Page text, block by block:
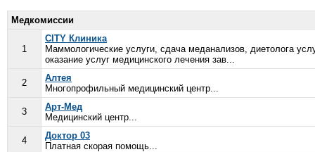
Медкомиссии
1
CITY Клиника
Маммологические услуги, сдача меданализов, диетолога
оказание услуг медицинского лечения зав...
2
Алтея
Многопрофильный медицинский центр...
3
Арт-Мед
Медицинский центр...
4
Доктор 03
Платная скорая помощь...